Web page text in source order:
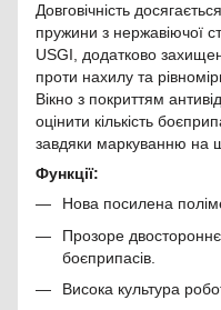
Довговічність
пружини з нержавіючої
USGI, додатково
проти нахилу та
Вікно з покриттям
оцінити кількість
завдяки маркуванню на
Функції:
Нова посилена
Прозоре двостороннє
боєприпасів.
Висока культура